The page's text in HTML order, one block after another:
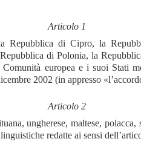
Articolo 1
Repubblica di Cipro, la
di Polonia, la
europea e i suoi Stati
2002 (in appresso
Articolo 2
ungherese, maltese,
redatte ai sensi